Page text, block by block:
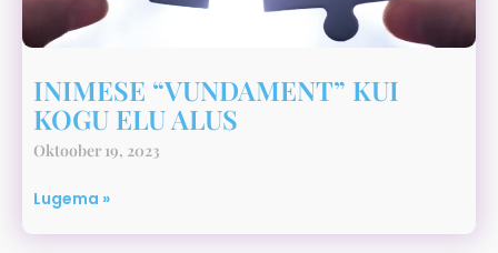
INIMESE “VUNDAMENT” KUI
KOGU ELU ALUS
Oktoober 19, 2023
Lugema »